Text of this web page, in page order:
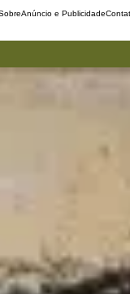
Anúncio e Publicidade